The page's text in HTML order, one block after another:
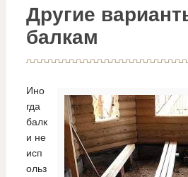
Другие
балкам
Ино
гда
балк
и не
исп
ольз